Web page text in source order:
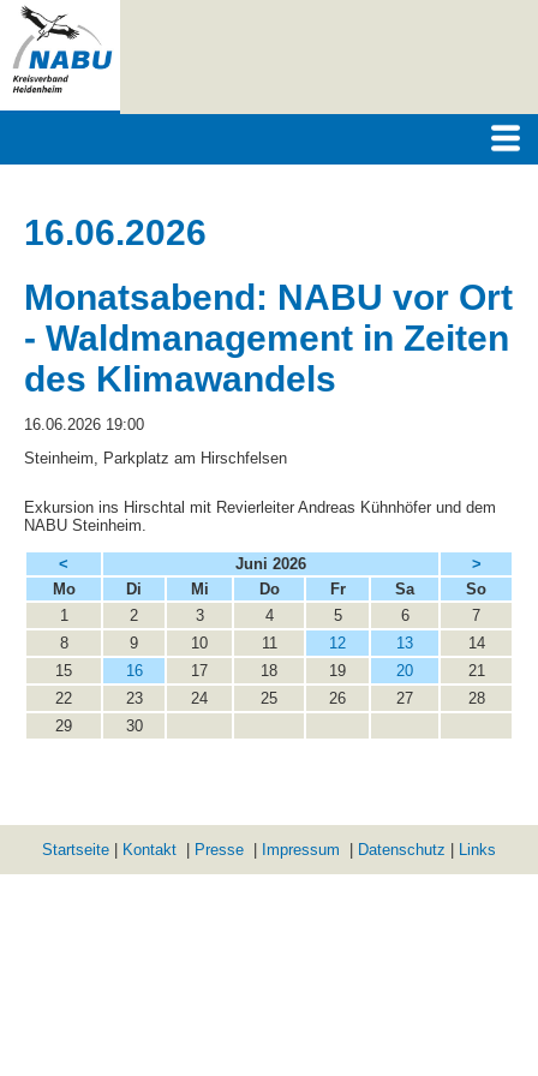
16.06.2026
Monatsabend: NABU vor Ort
- Waldmanagement in Zeiten
des Klimawandels
16.06.2026 19:00
Steinheim, Parkplatz am Hirschfelsen
Exkursion ins Hirschtal mit Revierleiter Andreas Kühnhöfer und dem
NABU Steinheim.
< Juni 2026
>
Montag Di Mittwoch Donnerstag
Freitag Samstag Sonntag
1
2 3 4 5 6
7
8
9 10 11 12 13
14
15
16 17 18 19 20
21
22
23 24 25 26 27
28
29
30
Startseite Kontakt Presse Impressum Datenschutz Links